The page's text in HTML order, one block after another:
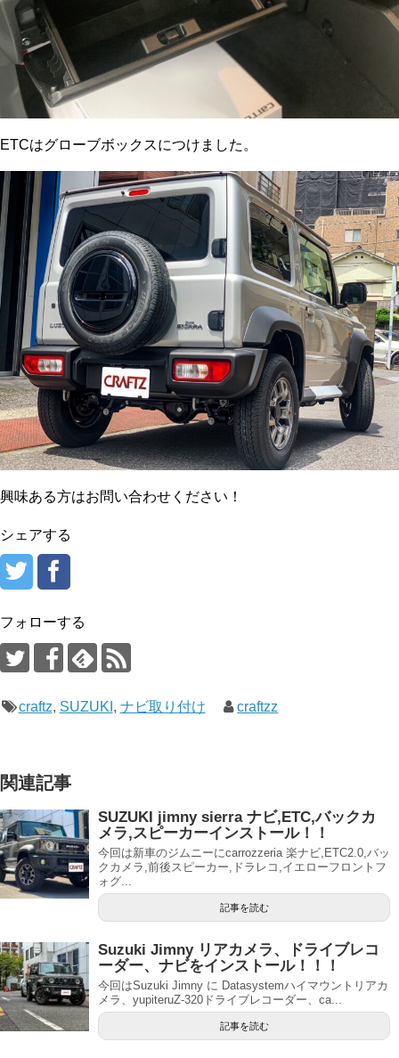
ETCはグローブボックスにつけました。
興味ある方はお問い合わせください！
シェアする
フォローする
craftz, SUZUKI , ナビ取り付け craftzz
関連記事
SUZUKI jimny sierra ナビ,ETC,バックカ
メラ,スピーカーインストール！！
今回は新車のジムニーにcarrozzeria 楽ナビ,ETC2.0,バッ
クカメラ,前後スピーカー,ドラレコ,イエローフロントフ
ォグ...
記事を読む
Suzuki Jimny リアカメラ、ドライブレコ
ーダー、ナビをインストール！！！
今回はSuzuki Jimny に Datasystemハイマウントリアカ
メラ、yupiteruZ-320ドライブレコーダー、ca...
記事を読む